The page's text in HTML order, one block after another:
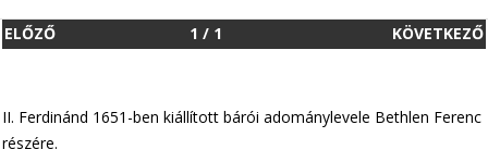
ELŐZŐ KÖVETKEZŐ
1 / 1
II. Ferdinánd 1651-ben kiállított bárói adománylevele Bethlen Ferenc
részére.